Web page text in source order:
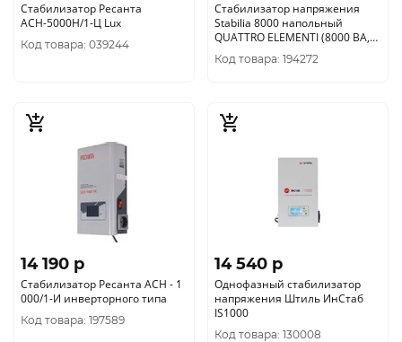
Стабилизатор Ресанта
АСН-5000Н/1-Ц Lux
Код товара: 039244
Стабилизатор напряжения
Stabilia 8000 напольный
QUATTRO ELEMENTI (8000 ВА,
140-270 В) (917-698)
Код товара: 194272
14 190 p
Стабилизатор Ресанта АСН - 1
000/1-И инверторного типа
Код товара: 197589
14 540 p
Однофазный стабилизатор
напряжения Штиль ИнСтаб
IS1000
Код товара: 130008